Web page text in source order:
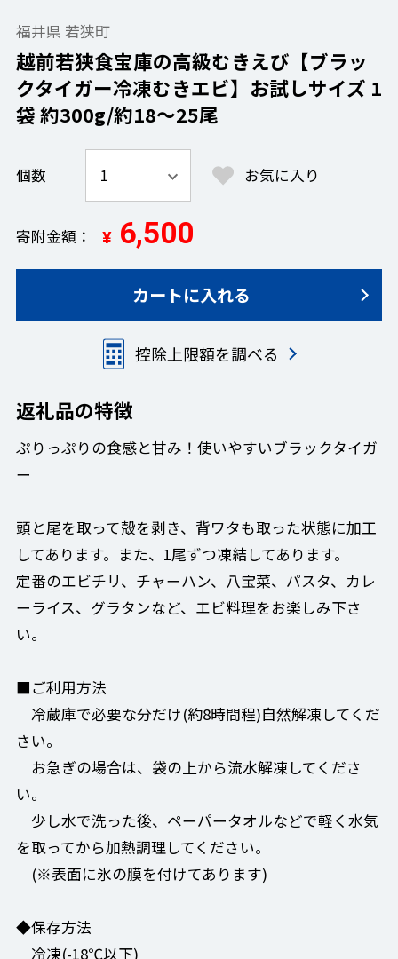
福井県 若狭町
越前若狭食宝庫の高級むきえび【ブラッ
クタイガー冷凍むきエビ】お試しサイズ 1
袋 約300g/約18～25尾
個数 お気に入り
寄附金額 ¥6,500
カートに入れる
控除上限額を調べる
返礼品の特徴
ぷりっぷりの食感と甘み！使いやすいブラックタイガ
ー
頭と尾を取って殻を剥き、背ワタも取った状態に加工
してあります。また、1尾ずつ凍結してあります。
定番のエビチリ、チャーハン、八宝菜、パスタ、カレ
ーライス、グラタンなど、エビ料理をお楽しみ下さ
い。
■ご利用方法
冷蔵庫で必要な分だけ(約8時間程)自然解凍してくだ
さい。
お急ぎの場合は、袋の上から流水解凍してくださ
い。
少し水で洗った後、ペーパータオルなどで軽く水気
を取ってから加熱調理してください。
(※表面に氷の膜を付けてあります)
◆保存方法
冷凍(-18℃以下)